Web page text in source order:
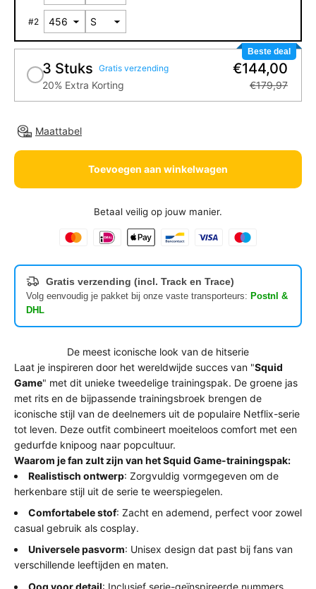
#2
Beste deal
3 Stuks Gratis verzending
20% Extra Korting
€144,00
€179,97
Maattabel
Toevoegen aan winkelwagen
Betaal veilig op jouw manier.
Gratis verzending (incl. Track en Trace)
Volg eenvoudig je pakket bij onze vaste transporteurs: Postnl &
DHL
De meest iconische look van de hitserie
Laat je inspireren door het wereldwijde succes van "Squid
Game" met dit unieke tweedelige trainingspak. De groene jas
met rits en de bijpassende trainingsbroek brengen de
iconische stijl van de deelnemers uit de populaire Netflix-serie
tot leven. Deze outfit combineert moeiteloos comfort met een
gedurfde knipoog naar popcultuur.
Waarom je fan zult zijn van het Squid Game-trainingspak:
Realistisch ontwerp: Zorgvuldig vormgegeven om de
herkenbare stijl uit de serie te weerspiegelen.
Comfortabele stof: Zacht en ademend, perfect voor zowel
casual gebruik als cosplay.
Universele pasvorm: Unisex design dat past bij fans van
verschillende leeftijden en maten.
Oog voor detail: Inclusief serie-geïnspireerde nummers